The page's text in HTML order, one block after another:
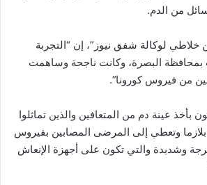
من الدم.
لوكالة شفق نيوز”، إن “التجربة
بمحافظة البصرة، وكانت ناجحة وساهمت
من فيروس كورونا”.
بأخذ عينة دم من المتعافين والذين تماثلوا
وتعطي إلى المرضى المصابين بفيروس
وشديدة والتي تكون على أجهزة الإنعاش